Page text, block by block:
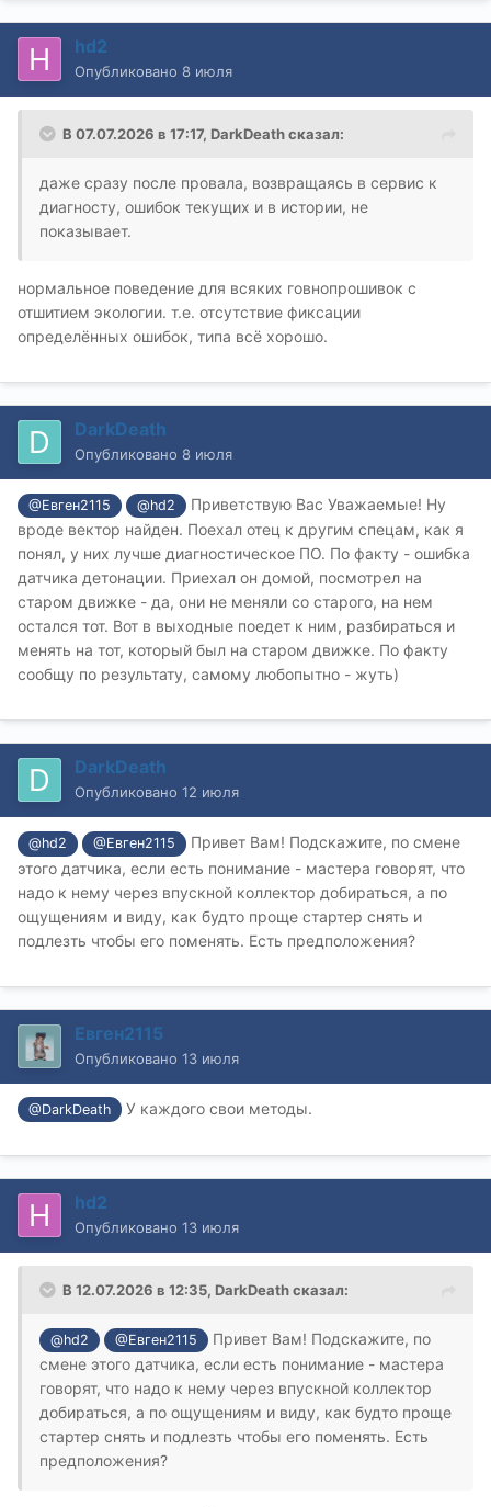
hd2
Опубликовано 8 июля
В 07.07.2026 в 17:17, DarkDeathсказал:
даже сразу после провала, возвращаясь в сервис к
диагносту, ошибок текущих и в истории, не
показывает.
нормальное поведение для всяких говнопрошивок с
отшитием экологии. т.е. отсутствие фиксации
определённых ошибок, типа всё хорошо.
DarkDeath
Опубликовано 8 июля
@Евген2115 @hd2
Приветствую Вас Уважаемые! Ну
вроде вектор найден. Поехал отец к другим спецам, как я
понял, у них лучше диагностическое ПО. По факту - ошибка
датчика детонации. Приехал он домой, посмотрел на
старом движке - да, они не меняли со старого, на нем
остался тот. Вот в выходные поедет к ним, разбираться и
менять на тот, который был на старом движке. По факту
сообщу по результату, самому любопытно - жуть)
DarkDeath
Опубликовано 12 июля
@hd2 @Евген2115
Привет Вам! Подскажите, по смене
этого датчика, если есть понимание - мастера говорят, что
надо к нему через впускной коллектор добираться, а по
ощущениям и виду, как будто проще стартер снять и
подлезть чтобы его поменять. Есть предположения?
Евген2115
Опубликовано 13 июля
@DarkDeath У каждого свои методы.
hd2
Опубликовано 13 июля
В 12.07.2026 в 12:35, DarkDeathсказал:
@hd2 @Евген2115
Привет Вам! Подскажите, по
смене этого датчика, если есть понимание - мастера
говорят, что надо к нему через впускной коллектор
добираться, а по ощущениям и виду, как будто проще
стартер снять и подлезть чтобы его поменять. Есть
предположения?